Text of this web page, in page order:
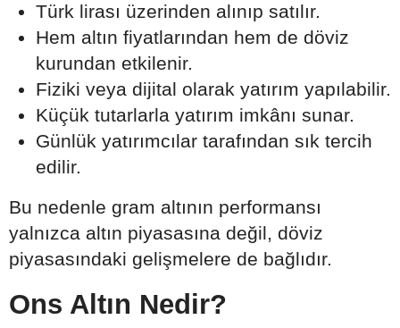
Türk lirası üzerinden alınıp satılır.
Hem altın fiyatlarından hem de döviz
kurundan etkilenir.
Fiziki veya dijital olarak yatırım yapılabilir.
Küçük tutarlarla yatırım imkânı sunar.
Günlük yatırımcılar tarafından sık tercih
edilir.
Bu nedenle gram altının performansı
yalnızca altın piyasasına değil, döviz
piyasasındaki gelişmelere de bağlıdır.
Ons Altın Nedir?